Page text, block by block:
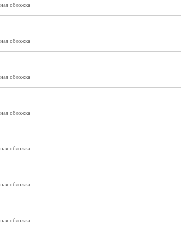
обложка
обложка
обложка
обложка
обложка
обложка
обложка